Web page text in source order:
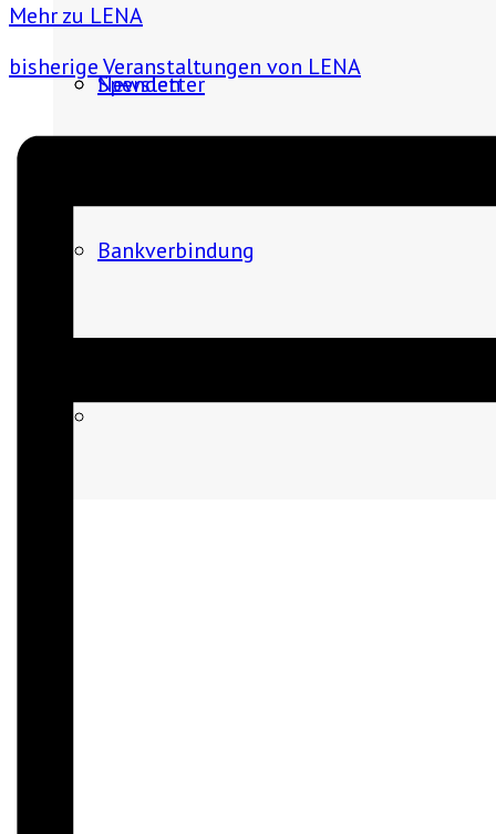
Spenden
Bankverbindung
Newsletter
Mehr zu LENA
bisherige Veranstaltungen von LENA